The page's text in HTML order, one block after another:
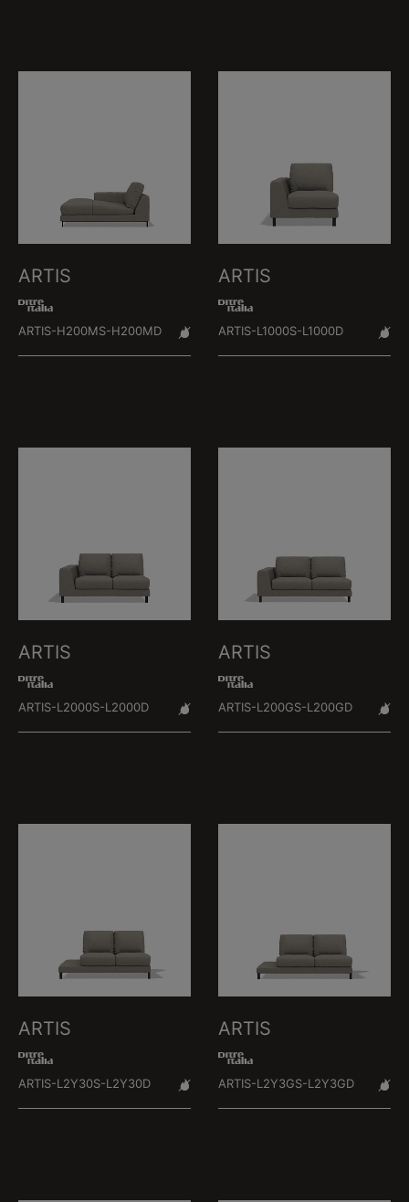
ARTIS
ARTIS-H200MS-H200MD
ARTIS
ARTIS-L1000S-L1000D
ARTIS
ARTIS-L2000S-L2000D
ARTIS
ARTIS-L200GS-L200GD
ARTIS
ARTIS-L2Y30S-L2Y30D
ARTIS
ARTIS-L2Y3GS-L2Y3GD